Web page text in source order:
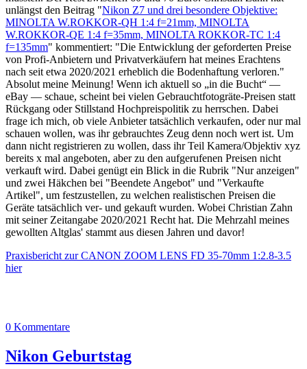
unlängst den Beitrag "Nikon Z7 und drei besondere Objektive:
MINOLTA W.ROKKOR-QH 1:4 f=21mm, MINOLTA
W.ROKKOR-QE 1:4 f=35mm, MINOLTA ROKKOR-TC 1:4
f=135mm" kommentiert: "Die Entwicklung der geforderten Preise
von Profi-Anbietern und Privatverkäufern hat meines Erachtens
nach seit etwa 2020/2021 erheblich die Bodenhaftung verloren."
Absolut meine Meinung! Wenn ich aktuell so „in die Bucht“ —
eBay — schaue, scheint bei vielen Gebrauchtfotogräte-Preisen statt
Rückgang oder Stillstand Hochpreispolitik zu herrschen. Dabei
frage ich mich, ob viele Anbieter tatsächlich verkaufen, oder nur mal
schauen wollen, was ihr gebrauchtes Zeug denn noch wert ist. Um
dann nicht registrieren zu wollen, dass ihr Teil Kamera/Objektiv xyz
bereits x mal angeboten, aber zu den aufgerufenen Preisen nicht
verkauft wird. Dabei genügt ein Blick in die Rubrik "Nur anzeigen"
und zwei Häkchen bei "Beendete Angebot" und "Verkaufte
Artikel", um festzustellen, zu welchen realistischen Preisen die
Geräte tatsächlich ver- und gekauft wurden. Wobei Christian Zahn
mit seiner Zeitangabe 2020/2021 Recht hat. Die Mehrzahl meines
gewollten Altglas' stammt aus diesen Jahren und davor!
Praxisbericht zur CANON ZOOM LENS FD 35-70mm 1:2.8-3.5
hier
0 Kommentare
Nikon Geburtstag